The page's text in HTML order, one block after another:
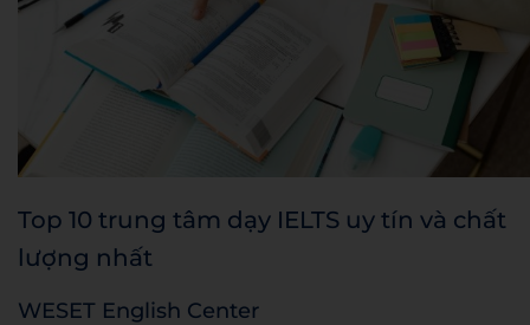
Top 10 trung tâm dạy IELTS uy tín và chất
lượng nhất
WESET English Center